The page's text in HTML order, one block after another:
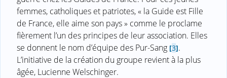
femmes, catholiques et patriotes, « la Guide est Fille
de France, elle aime son pays » comme le proclame
fièrement l’un des principes de leur association. Elles
se donnent le nom d’équipe des Pur-Sang [3].
L’initiative de la création du groupe revient à la plus
âgée, Lucienne Welschinger.